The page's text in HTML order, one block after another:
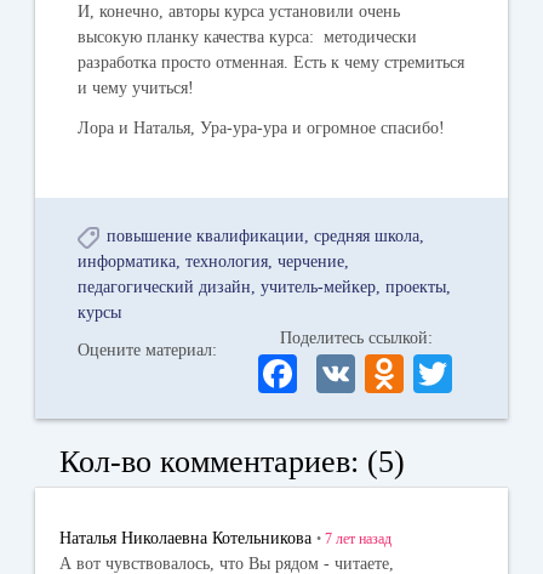
И, конечно, авторы курса установили очень
высокую планку качества курса: методически
разработка просто отменная. Есть к чему стремиться
и чему учиться!
Лора и Наталья, Ура-ура-ура и огромное спасибо!
повышение квалификации
средняя школа
информатика технология черчение
педагогический дизайн
учитель-мейкер проекты
курсы
Оцените материал:
Поделитесь ссылкой:
Fa
ce
bo
ok
V
K
O
dn
la
wi
r
Кол-во комментариев: (5)
Наталья Николаевна Котельникова • 7 лет назад
А вот чувствовалось, что Вы рядом - читаете,